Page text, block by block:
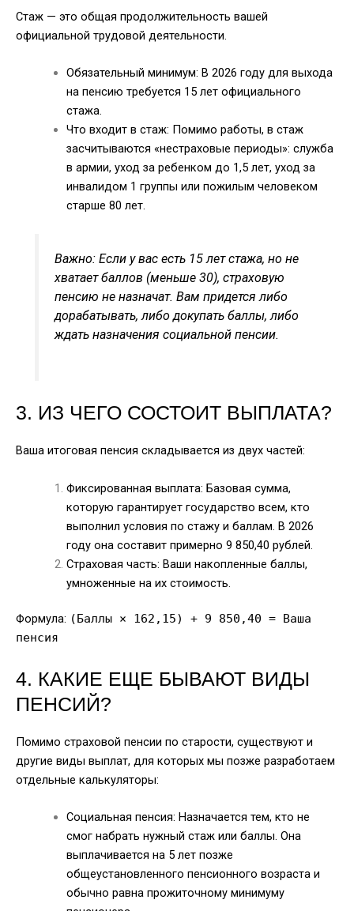
Стаж — это общая продолжительность вашей
официальной трудовой деятельности.
Обязательный минимум: В 2026 году для выхода
на пенсию требуется 15 лет официального
стажа.
Что входит в стаж: Помимо работы, в стаж
засчитываются «нестраховые периоды»: служба
в армии, уход за ребенком до 1,5 лет, уход за
инвалидом 1 группы или пожилым человеком
старше 80 лет.
Важно: Если у вас есть 15 лет стажа, но не
хватает баллов (меньше 30), страховую
пенсию не назначат. Вам придется либо
дорабатывать, либо докупать баллы, либо
ждать назначения социальной пенсии.
3. ИЗ ЧЕГО СОСТОИТ ВЫПЛАТА?
Ваша итоговая пенсия складывается из двух частей:
Фиксированная выплата: Базовая сумма,
которую гарантирует государство всем, кто
выполнил условия по стажу и баллам. В 2026
году она составит примерно 9 850,40 рублей.
Страховая часть: Ваши накопленные баллы,
умноженные на их стоимость.
Формула: (Баллы × 162,15) + 9 850,40 = Ваша
пенсия
4. КАКИЕ ЕЩЕ БЫВАЮТ ВИДЫ
ПЕНСИЙ?
Помимо страховой пенсии по старости, существуют и
другие виды выплат, для которых мы позже разработаем
отдельные калькуляторы:
Социальная пенсия: Назначается тем, кто не
смог набрать нужный стаж или баллы. Она
выплачивается на 5 лет позже
общеустановленного пенсионного возраста и
обычно равна прожиточному минимуму